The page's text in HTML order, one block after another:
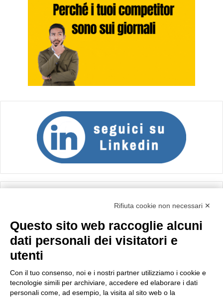
Importo netto (€):
Rifiuta cookie non necessari ✕
Questo sito web raccoglie alcuni
dati personali dei visitatori e
utenti
Con il tuo consenso, noi e i nostri partner utilizziamo i cookie e
tecnologie simili per archiviare, accedere ed elaborare i dati
personali come, ad esempio, la visita al sito web o la